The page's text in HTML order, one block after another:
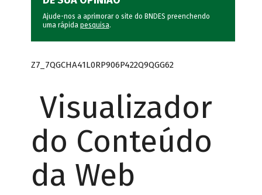
Ajude-nos a aprimorar o site do BNDES preenchendo
uma rápida pesquisa.
Z7_7QGCHA41L0RP906P422Q9QGG62
Visualizador
do Conteúdo
da Web